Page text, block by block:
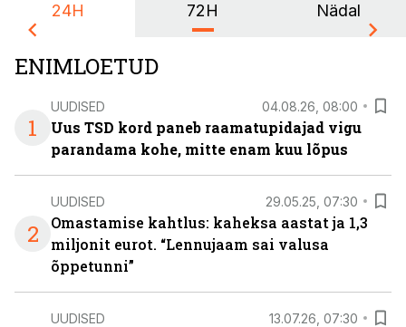
24H 72H Nädal
ENIMLOETUD
1
UUDISED 04.08.26, 08:00
Uus TSD kord paneb raamatupidajad vigu
parandama kohe, mitte enam kuu lõpus
2
UUDISED 29.05.25, 07:30
Omastamise kahtlus: kaheksa aastat ja 1,3
miljonit eurot. “Lennujaam sai valusa
õppetunni”
UUDISED 13.07.26, 07:30